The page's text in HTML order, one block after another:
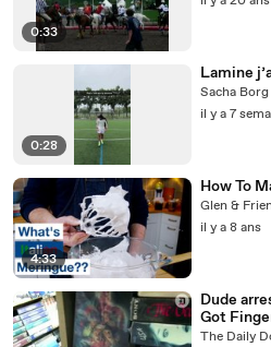
0:33
0:28
Lamine
Sacha Borg
il y a 7
4:33
How To
Glen &
il y a 8 ans
Dude
Got
The Daily